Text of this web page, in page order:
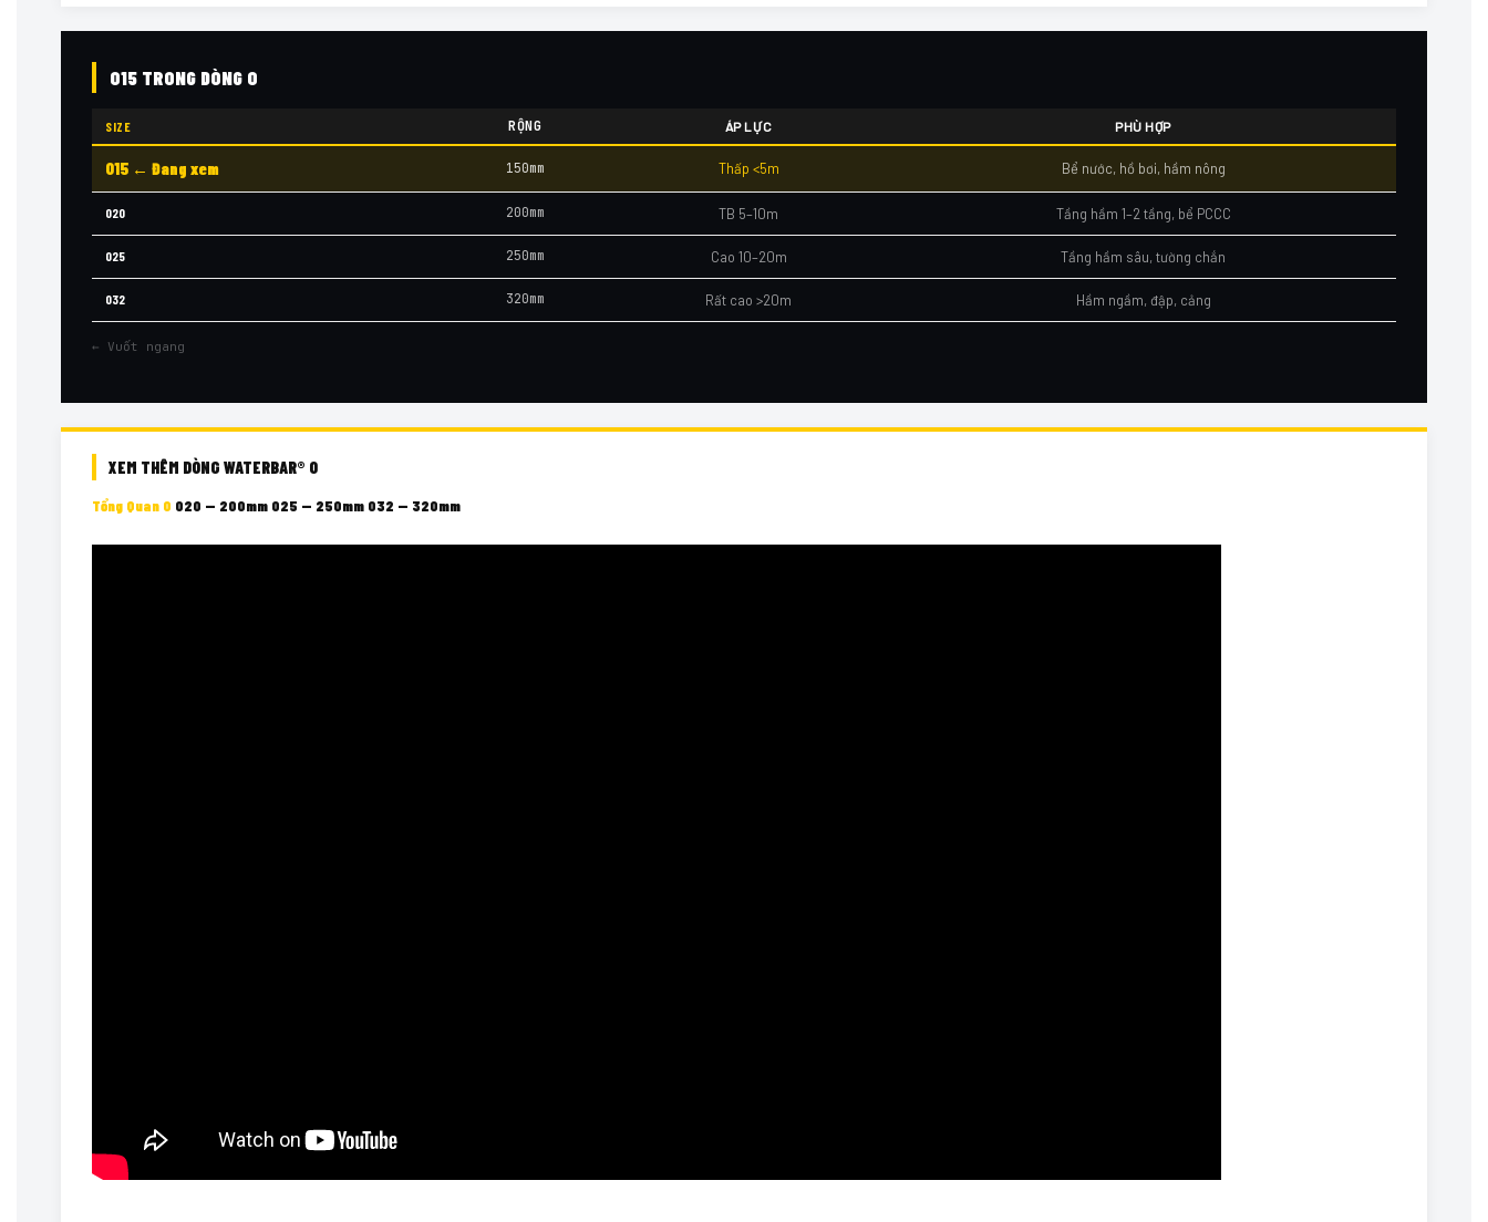
O15 TRONG DÒNG O
SIZE RỘNG ÁP LỰC PHÙ HỢP
O15 ← Đang xem 150mm Thấp <5m Bể nước, hồ bơi, hầm nông
O20 200mm TB 5–10m Tầng hầm 1–2 tầng, bể PCCC
O25 250mm Cao 10–20m Tầng hầm sâu, tường chắn
O32 320mm Rất cao >20m Hầm ngầm, đập, cảng
← Vuốt ngang
XEM THÊM DÒNG WATERBAR® O
Tổng Quan O O20 — 200mm O25 — 250mm O32 — 320mm